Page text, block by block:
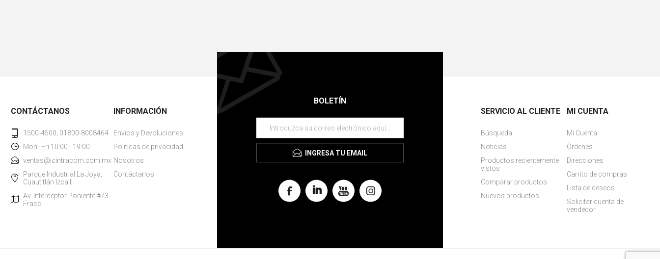
BOLETÍN
INGRESA TU EMAIL
CONTÁCTANOS
1500-4500, 01800-8008464
Mon--Fri 10:00 - 19:00
ventas@icintracom.com.mx
Parque Industrial La Joya,
Cuautitlán Izcalli
Av. Interceptor Poniente #73
Fracc.
INFORMACIÓN
Envios y Devoluciones
Politicas de privacidad.
Nosotros
Contáctanos
SERVICIO AL CLIENTE
Búsqueda
Noticias
Productos recientemente
vistos
Comparar productos
Nuevos productos
MI CUENTA
Mi Cuenta
Órdenes
Direcciones
Carrito de compras
Lista de deseos
Solicitar cuenta de
vendedor